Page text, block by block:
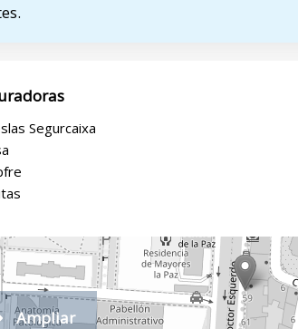
Segurcaixa
Ampliar